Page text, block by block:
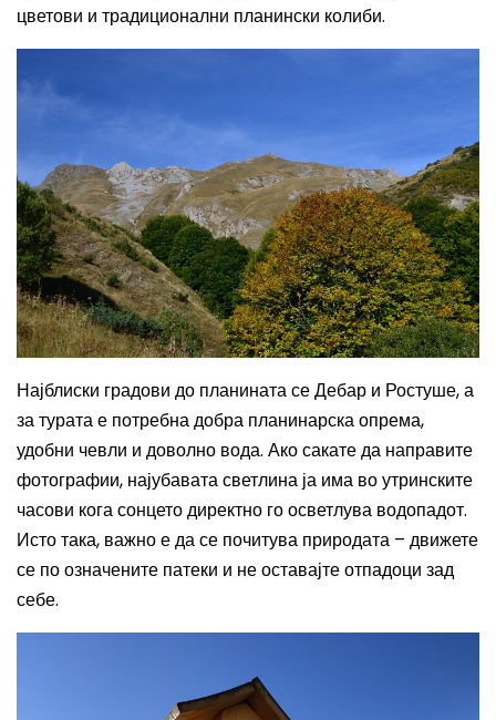
цветови и традиционални планински колиби.
Најблиски градови до планината се Дебар и Ростуше, а
за турата е потребна добра планинарска опрема,
удобни чевли и доволно вода. Ако сакате да направите
фотографии, најубавата светлина ја има во утринските
часови кога сонцето директно го осветлува водопадот.
Исто така, важно е да се почитува природата – движете
се по означените патеки и не оставајте отпадоци зад
себе.